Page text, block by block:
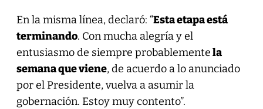
En la misma línea, declaró: “Esta etapa está
terminando. Con mucha alegría y el
entusiasmo de siempre probablementela
semana que viene, de acuerdo a lo anunciado
por el Presidente, vuelva a asumir la
gobernación. Estoy muy contento”.